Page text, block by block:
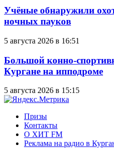
Учёные обнаружили
ночных пауков
5 августа 2026 в 16:51
Большой конно-
Кургане на ипподроме
5 августа 2026 в 15:15
Призы
Контакты
О ХИТ FM
Реклама на радио в